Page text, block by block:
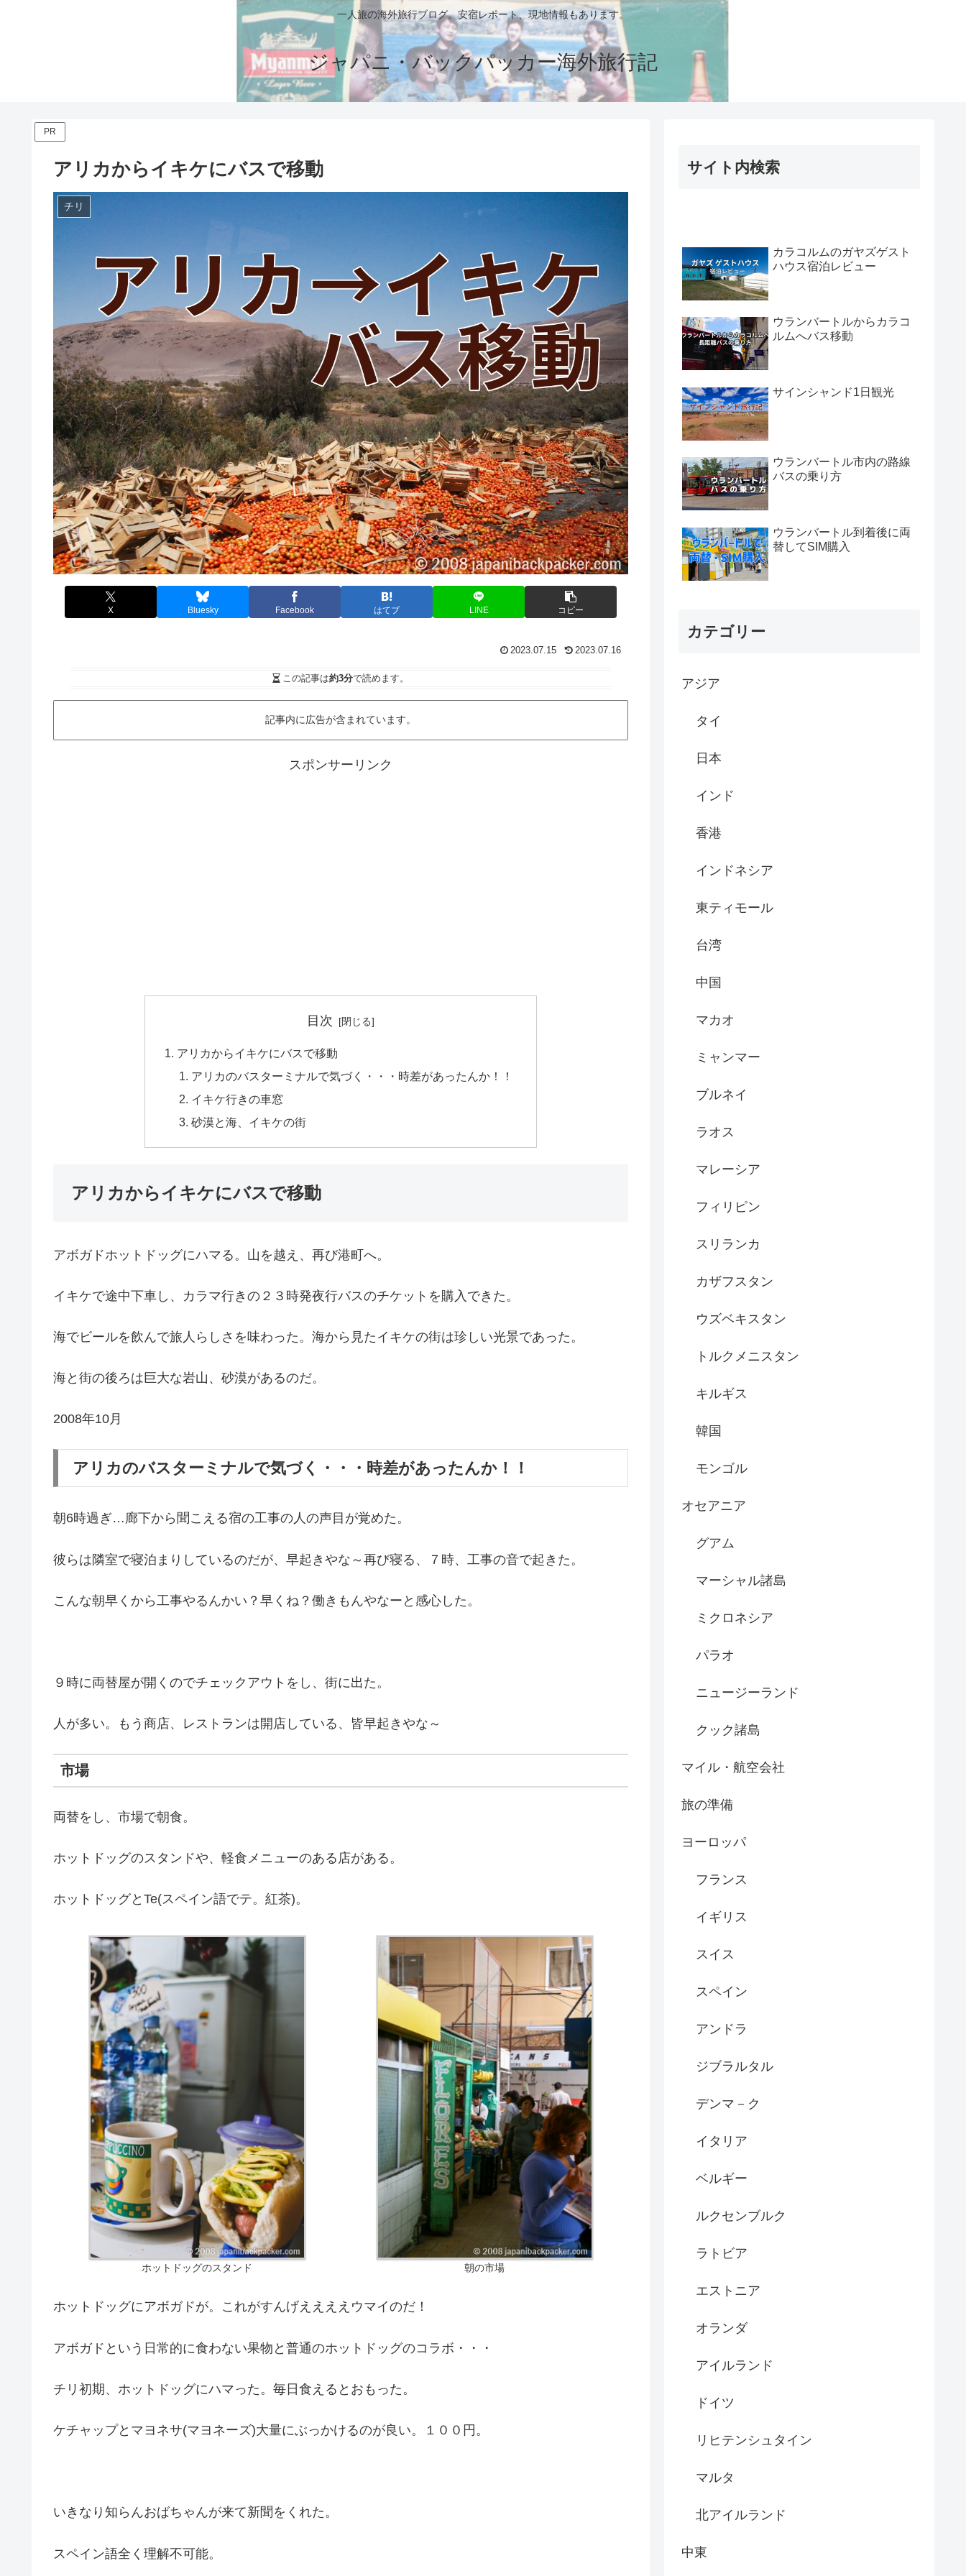
一人旅の海外旅行ブログ。安宿レポート、現地情報もあります。
ジャパニ・バックパッカー海外旅行記
PR
アリカからイキケにバスで移動
チリ
X Bluesky Facebook はてブ LINE コピー
2023.07.15 2023.07.16
この記事は約3分で読めます。
記事内に広告が含まれています。
スポンサーリンク
目次
アリカからイキケにバスで移動
アリカのバスターミナルで気づく・・・時差があったんか！！
イキケ行きの車窓
砂漠と海、イキケの街
アリカからイキケにバスで移動
アボガドホットドッグにハマる。山を越え、再び港町へ。
イキケで途中下車し、カラマ行きの２３時発夜行バスのチケットを購入できた。
海でビールを飲んで旅人らしさを味わった。海から見たイキケの街は珍しい光景であった。
海と街の後ろは巨大な岩山、砂漠があるのだ。
2008年10月
アリカのバスターミナルで気づく・・・時差があったんか！！
朝6時過ぎ…廊下から聞こえる宿の工事の人の声目が覚めた。
彼らは隣室で寝泊まりしているのだが、早起きやな～再び寝る、７時、工事の音で起きた。
こんな朝早くから工事やるんかい？早くね？働きもんやなーと感心した。
９時に両替屋が開くのでチェックアウトをし、街に出た。
人が多い。もう商店、レストランは開店している、皆早起きやな～
市場
両替をし、市場で朝食。
ホットドッグのスタンドや、軽食メニューのある店がある。
ホットドッグとTe(スペイン語でテ。紅茶)。
ホットドッグのスタンド 朝の市場
ホットドッグにアボガドが。これがすんげええええウマイのだ！
アボガドという日常的に食わない果物と普通のホットドッグのコラボ・・・
チリ初期、ホットドッグにハマった。毎日食えるとおもった。
ケチャップとマヨネサ(マヨネーズ)大量にぶっかけるのが良い。１００円。
いきなり知らんおばちゃんが来て新聞をくれた。
スペイン語全く理解不可能。
サイト内検索
カラコルムのガヤズゲスト
ハウス宿泊レビュー
ウランバートルからカラコ
ルムへバス移動
サインシャンド1日観光
ウランバートル市内の路線
バスの乗り方
ウランバートル到着後に両
替してSIM購入
カテゴリー
アジア
タイ
日本
インド
香港
インドネシア
東ティモール
台湾
中国
マカオ
ミャンマー
ブルネイ
ラオス
マレーシア
フィリピン
スリランカ
カザフスタン
ウズベキスタン
トルクメニスタン
キルギス
韓国
モンゴル
オセアニア
グアム
マーシャル諸島
ミクロネシア
パラオ
ニュージーランド
クック諸島
マイル・航空会社
旅の準備
ヨーロッパ
フランス
イギリス
スイス
スペイン
アンドラ
ジブラルタル
デンマ－ク
イタリア
ベルギー
ルクセンブルク
ラトビア
エストニア
オランダ
アイルランド
ドイツ
リヒテンシュタイン
マルタ
北アイルランド
中東